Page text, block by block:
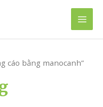
Main
cáo bằng manocanh”